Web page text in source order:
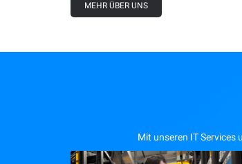
MEHR ÜBER UNS
Mit unseren IT Services